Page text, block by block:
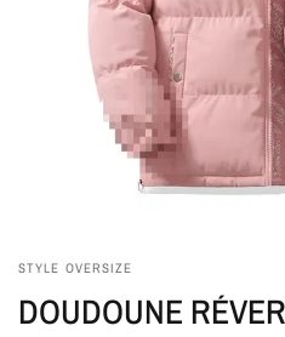
STYLE OVERSIZE
DOUDOUNE